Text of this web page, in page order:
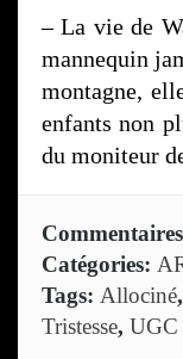
– La vie de
mannequin
montagne,
enfants non
du moniteur
Catégories:
Tags: Allociné,
Tristesse, UGC